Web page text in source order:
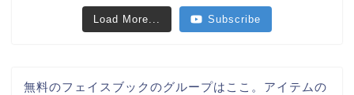
Load More... Subscribe
無料のフェイスブックのグループはここ。アイテムの